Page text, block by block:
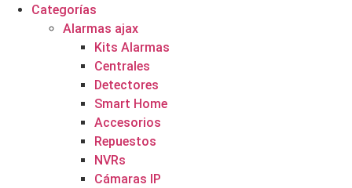
Categorías
Alarmas ajax
Kits Alarmas
Centrales
Detectores
Smart Home
Accesorios
Repuestos
NVRs
Cámaras IP